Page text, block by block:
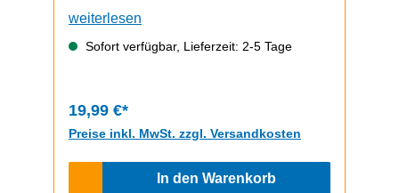
weiterlesen
Sofort verfügbar, Lieferzeit: 2-5 Tage
19,99 €*
Preise inkl. MwSt. zzgl. Versandkosten
In den Warenkorb